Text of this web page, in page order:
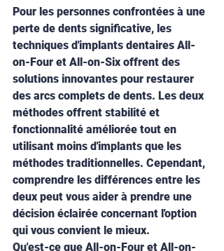
Pour les personnes confrontées à une
perte de dents significative, les
techniques d'implants dentaires All-
on-Four et All-on-Six offrent des
solutions innovantes pour restaurer
des arcs complets de dents. Les deux
méthodes offrent stabilité et
fonctionnalité améliorée tout en
utilisant moins d'implants que les
méthodes traditionnelles. Cependant,
comprendre les différences entre les
deux peut vous aider à prendre une
décision éclairée concernant l'option
qui vous convient le mieux.
Qu'est-ce que All-on-Four et All-on-